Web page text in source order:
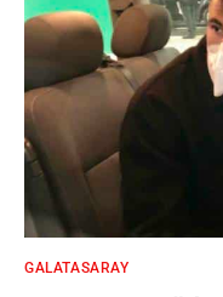
GALATASARAY